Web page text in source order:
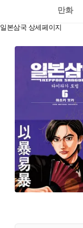
으
로
동
만화
일본삼국 상세페이지